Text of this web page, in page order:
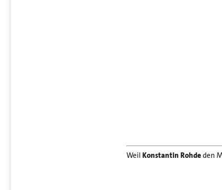
Weil Konstantin Rohdeden